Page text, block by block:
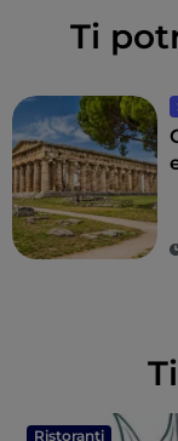
Ti
Ristoranti